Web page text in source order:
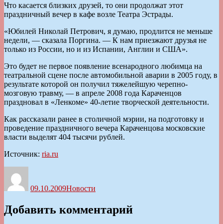
Что касается близких друзей, то они продолжат этот
праздничный вечер в кафе возле Театра Эстрады.
«Юбилей Николай Петрович, я думаю, продлится не меньше
недели, — сказала Поргина. — К нам приезжают друзья не
только из России, но и из Испании, Англии и США».
Это будет не первое появление всенародного любимца на
театральной сцене после автомобильной аварии в 2005 году, в
результате которой он получил тяжелейшую черепно-
мозговую травму, — в апреле 2008 года Караченцов
праздновал в «Ленкоме» 40-летие творческой деятельности.
Как рассказали ранее в столичной мэрии, на подготовку и
проведение праздничного вечера Караченцова московские
власти выделят 404 тысячи рублей.
Источник: ria.ru
09.10.2009Новости
Добавить комментарий